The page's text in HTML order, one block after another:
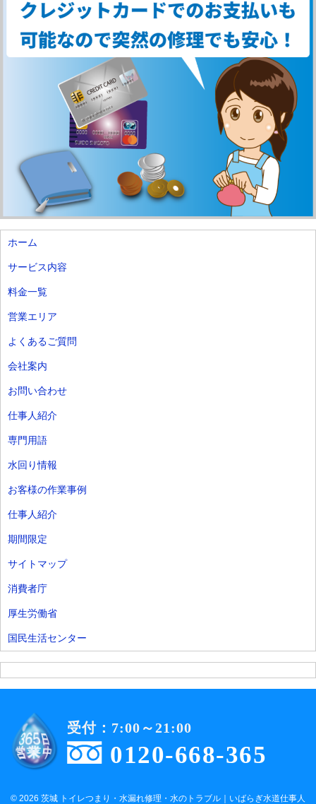
ホーム
サービス内容
料金一覧
営業エリア
よくあるご質問
会社案内
お問い合わせ
仕事人紹介
専門用語
水回り情報
お客様の作業事例
仕事人紹介
期間限定
サイトマップ
消費者庁
厚生労働省
国民生活センター
0120-668-365
受付：7:00～21:00
© 2026 茨城 トイレつまり・水漏れ修理・水のトラブル｜いばらぎ水道仕事人